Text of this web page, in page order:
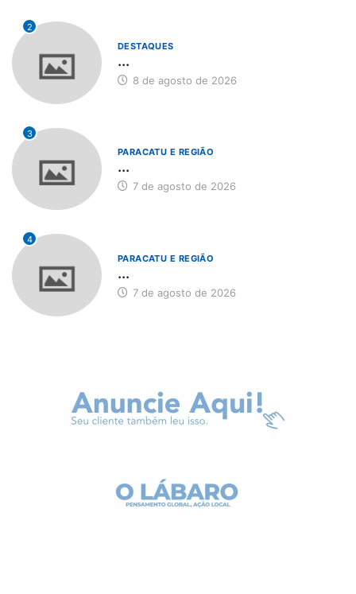
2
DESTAQUES
...
8 de agosto de 2026
3
PARACATU E REGIÃO
...
7 de agosto de 2026
4
PARACATU E REGIÃO
...
7 de agosto de 2026